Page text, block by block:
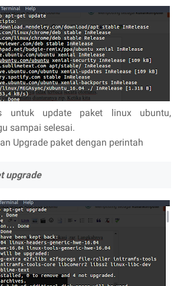
untuk update paket linux ubuntu,
sampai selesai.
Upgrade paket dengan perintah
upgrade